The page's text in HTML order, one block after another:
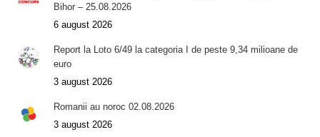
Bihor – 25.08.2026
6 august 2026
Report la Loto 6/49 la categoria I de peste 9,34 milioane de
euro
3 august 2026
Romanii au noroc 02.08.2026
3 august 2026